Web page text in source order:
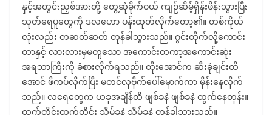
နှင့်အတွင်းညှစ်အားတို့ တွေ့ဆုံခိုက်ဝယ် ကျဉ်ဆိမ့်ရှိန်းဖိန်းသွားပြီး
သုတ်ရေပူတွေကို ဒလဟော ပန်းထုတ်လိုက်တော့၏။ တစ်ကိုယ်
လုံးလည်း တဆတ်ဆတ် တုန်ခါသွားသည်။ ဂွင်းတိုက်လို့ကောင်း
တာနှင့် လားလားမှမတူသော အကောင်းတကာ့အကောင်းဆုံး
အရသာကြီးကို ခံစားလိုက်ရသည်။ တိုးအောင်က ဆီးခုံချင်းထိ
အောင် ဖိကပ်လိုက်ပြီး မတင်လှဗိုက်ပေါ်မှောက်ကာ မှိန်းနေလိုက်
သည်။ လရေတွေက ယခုအချိန်ထိ ဖျစ်ခနဲ ဖျစ်ခနဲ ထွက်နေတုန်း။
ထွက်တိုင်းထွက်တိုင်း သိမ့်ခနဲ သိမ့်ခနဲ တုန်ခါသွားသည်။